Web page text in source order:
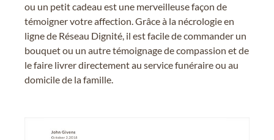
ou un petit cadeau est une merveilleuse façon de
témoigner votre affection. Grâce à la nécrologie en
ligne de Réseau Dignité, il est facile de commander un
bouquet ou un autre témoignage de compassion et de
le faire livrer directement au service funéraire ou au
domicile de la famille.